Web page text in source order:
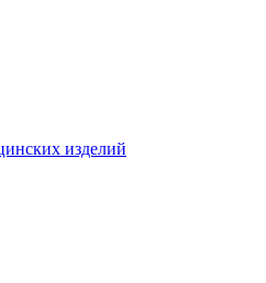
изделий